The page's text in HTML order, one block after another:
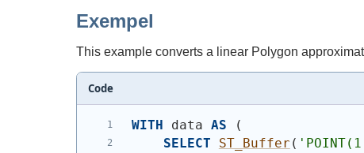
Exempel
This example converts a linear Polygon
Code
WITH data AS
(
SELECT
ST_Buffer ( '